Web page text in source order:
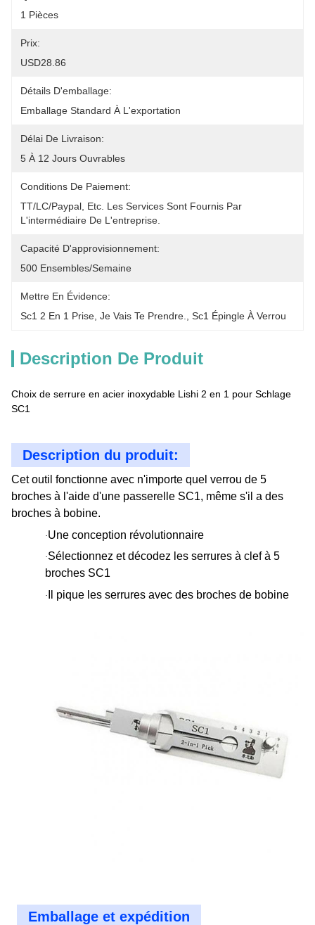
1 Pièces
Prix:
USD28.86
Détails D'emballage:
Emballage Standard À L'exportation
Délai De Livraison:
5 À 12 Jours Ouvrables
Conditions De Paiement:
TT/LC/paypal, Etc. Les Services Sont Fournis Par
L'intermédiaire De L'entreprise.
Capacité D'approvisionnement:
500 Ensembles/semaine
Mettre En Évidence:
Sc1 2 En 1 Prise Je Vais Te Prendre. Sc1 Épingle À Verrou
Description De Produit
Choix de serrure en acier inoxydable Lishi 2 en 1 pour Schlage
SC1
Description du produit:
Cet outil fonctionne avec n'importe quel verrou de 5
broches à l'aide d'une passerelle SC1, même s'il a des
broches à bobine.
·Une conception révolutionnaire
·Sélectionnez et décodez les serrures à clef à 5
broches SC1
· Il pique les serrures avec des broches de bobine
Emballage et expédition